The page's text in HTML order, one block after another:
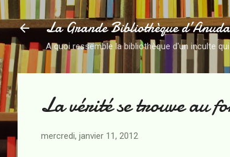
La Grande Bibliothèque
A quoi ressemble la bibliothèque d'un inculte
La vérité se trouve au
mercredi, janvier 11, 2012